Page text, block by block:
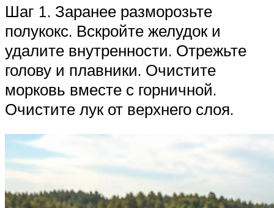
Шаг 1. Заранее разморозьте
полукокс. Вскройте желудок и
удалите внутренности. Отрежьте
голову и плавники. Очистите
морковь вместе с горничной.
Очистите лук от верхнего слоя.